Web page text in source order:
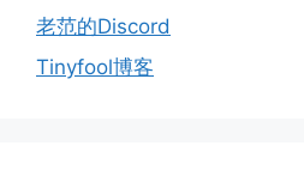
老范的Discord
Tinyfool博客